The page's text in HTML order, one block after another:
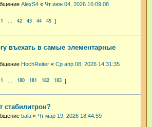
AlexS4 « Чт июн 04, 2026 16:09:08
1 … 42 43 44 45
въехать в самые элементарные
HochReiter « Ср апр 08, 2026 14:31:35
1 180 181 182 183
стабилитрон?
bala « Чт мар 19, 2026 18:44:59